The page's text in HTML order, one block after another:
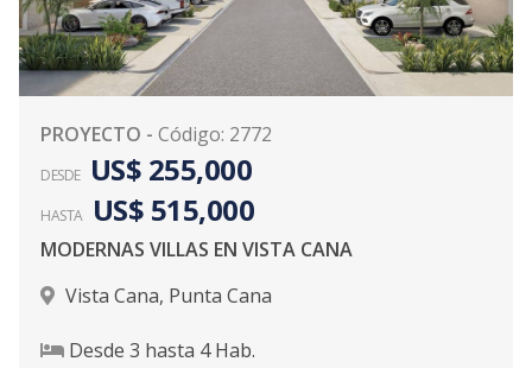
PROYECTO - Código: 2772
DESDE US$ 255,000
HASTA US$ 515,000
MODERNAS VILLAS EN VISTA CANA
Vista Cana, Punta Cana
Desde 3 hasta 4Hab.